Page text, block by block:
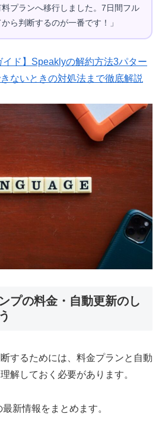
プランへ移行しました。7日間フル
ら判断するのが一番です！」
イド】Speaklyの解約方法3パター
ないときの対処法まで徹底解説
プの料金・自動更新のし
するためには、料金プランと自動
解しておく必要があります。
新情報をまとめます。